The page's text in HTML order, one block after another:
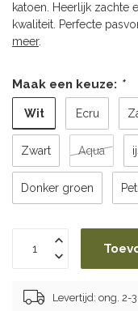
katoen. Heerlijk zachte
kwaliteit. Perfecte
meer.
Maak een keuze: *
Wit Ecru
Zwart Aqua
Donker groen
Levertijd: ong. 2-